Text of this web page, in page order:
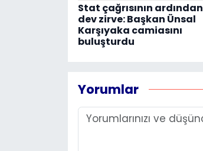
Stat çağrısının ardından
dev zirve: Başkan Ünsal
Karşıyaka camiasını
buluşturdu
Yorumlar